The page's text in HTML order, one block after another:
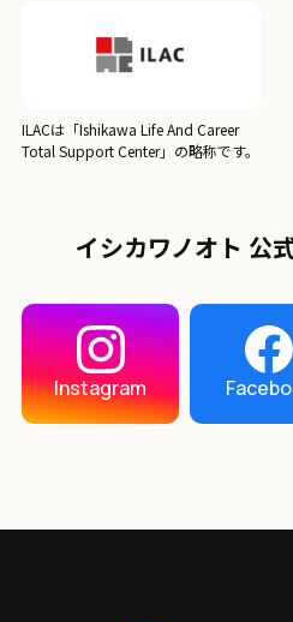
ILACは「Ishikawa Life And Career
Total Support Center」の略称です。
イシカワノオト 公
Instagram